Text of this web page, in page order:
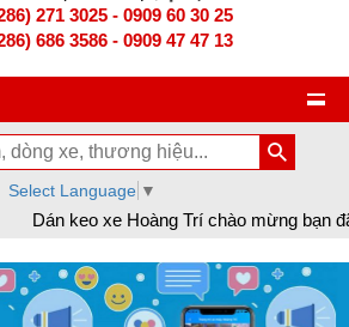
271 3025 - 0909 60 30 25
686 3586 - 0909 47 47 13
Select Language ▼
keo xe Hoàng Trí chào mừng bạn đã ghé